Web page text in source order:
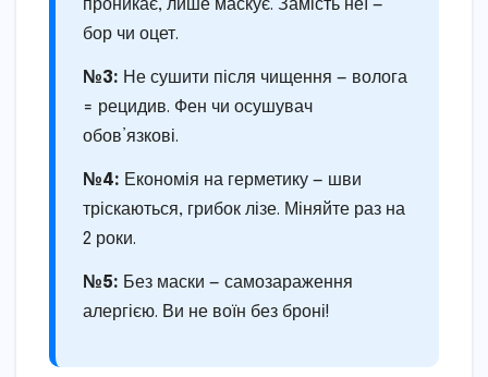
проникає, лише маскує. Замість неї —
бор чи оцет.
№3: Не сушити після чищення — волога
= рецидив. Фен чи осушувач
обов’язкові.
№4: Економія на герметику — шви
тріскаються, грибок лізе. Міняйте раз на
2 роки.
№5: Без маски — самозараження
алергією. Ви не воїн без броні!